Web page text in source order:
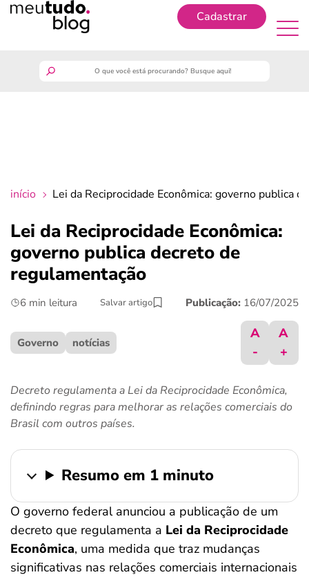
Cadastrar
crédito fácil
últimas notícias
início Lei da Reciprocidade Econômica: governo publica
Lei da Reciprocidade Econômica:
governo publica decreto de
regulamentação
6 min leitura Salvar artigo Publicação: 16/07/2025
Governo notícias
A
-
A
+
Decreto regulamenta a Lei da Reciprocidade Econômica,
definindo regras para melhorar as relações comerciais do
Brasil com outros países.
Resumo em 1 minuto
O governo federal anunciou a publicação de um
decreto que regulamenta a Lei da Reciprocidade
Econômica, uma medida que traz mudanças
significativas nas relações comerciais internacionais